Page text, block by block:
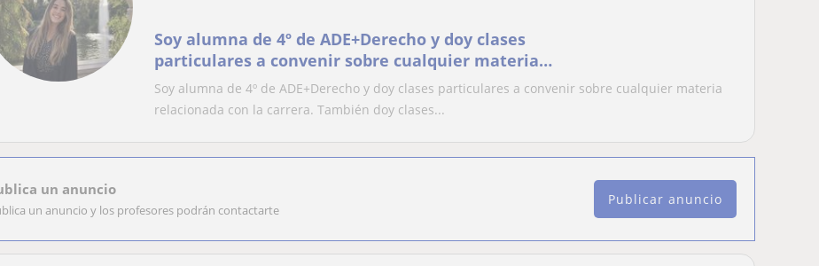
Soy alumna de 4º de ADE+Derecho y doy clases
particulares a convenir sobre cualquier materia
relacionada con la carrera. También doy clases de
inglés de cualquier nivel
Soy alumna de 4º de ADE+Derecho y doy clases particulares a convenir sobre cualquier materia
relacionada con la carrera. También doy clases...
un anuncio
un anuncio y los profesores podrán contactarte
Publicar anuncio